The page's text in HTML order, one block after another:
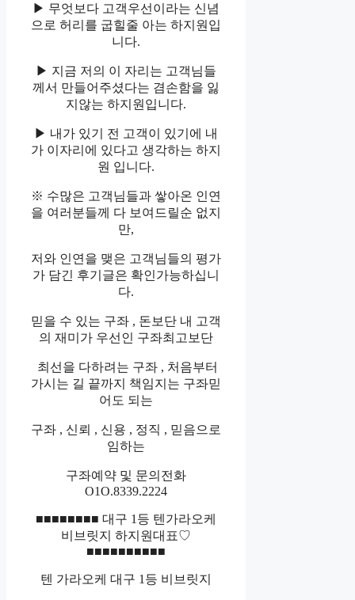
▶ 무엇보다 고객우선이라는 신념
으로 허리를 굽힐줄 아는 하지원입
니다.
▶ 지금 저의 이 자리는 고객님들
께서 만들어주셨다는 겸손함을 잃
지않는 하지원입니다.
▶ 내가 있기 전 고객이 있기에 내
가 이자리에 있다고 생각하는 하지
원 입니다.
※ 수많은 고객님들과 쌓아온 인연
을 여러분들께 다 보여드릴순 없지
만,
저와 인연을 맺은 고객님들의 평가
가 담긴 후기글은 확인가능하십니
다.
믿을 수 있는 구좌 , 돈보단 내 고객
의 재미가 우선인 구좌최고보단
최선을 다하려는 구좌 , 처음부터
가시는 길 끝까지 책임지는 구좌믿
어도 되는
구좌 , 신뢰 , 신용 , 정직 , 믿음으로
임하는
구좌예약 및 문의전화
O1O.8339.2224
■■■■■■■■ 대구 1등 텐가라오케
비브릿지 하지원대표♡
■■■■■■■■■■
텐 가라오케 대구 1등 비브릿지